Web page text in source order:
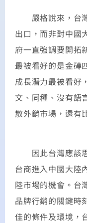
嚴格說來，台灣
出口，而非對中國
府一直強調要開拓
最被看好的是金磚
成長潛力最被看好
文、同種、沒有語
散外銷市場，還有
因此台灣應該思
台商進入中國大陸
陸市場的機會。台
品牌行銷的關鍵時
佳的條件及環境，